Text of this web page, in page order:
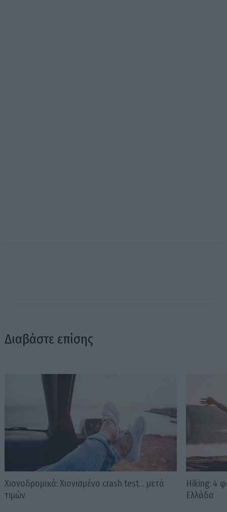
Διαβάστε επίσης
Χιονοδρομικά: Χιονισμένο crash test… μετά
τιμών
Hiking: 4
Ελλάδα